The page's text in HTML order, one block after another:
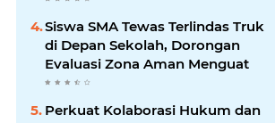
Siswa SMA Tewas Terlindas Truk
di Depan Sekolah, Dorongan
Evaluasi Zona Aman Menguat
Perkuat Kolaborasi Hukum dan